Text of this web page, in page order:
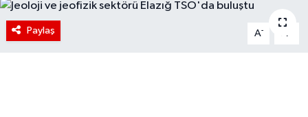
Paylaş A- A